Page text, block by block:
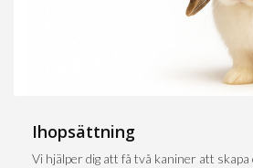
Ihopsättning
Vi hjälper dig att få två kaniner att